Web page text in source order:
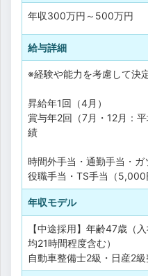
年収300万円 ～ 500万円
給与詳細
※経験や能力を考慮して決
昇給年1回（4月）
賞与年2回（7月・12月：
績
時間外手当・通勤手当・ガ
役職手当・TS手当（5,000
年収モデル
【中途採用】年齢47歳（
均21時間程度含む）
自動車整備士2級・日産2